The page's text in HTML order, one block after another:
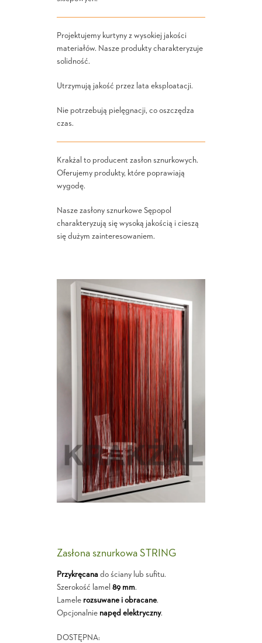
Projektujemy kurtyny z wysokiej jakości
materiałów. Nasze produkty charakteryzuje
solidność.
Utrzymują jakość przez lata eksploatacji.
Nie potrzebują pielęgnacji, co oszczędza
czas.
Krakżal to producent zasłon sznurkowych.
Oferujemy produkty, które poprawiają
wygodę.
Nasze zasłony sznurkowe Sępopol
charakteryzują się wysoką jakością i cieszą
się dużym zainteresowaniem.
Zasłona sznurkowa STRING
Przykręcanado ściany lub sufitu.
Szerokość lamel 89 mm.
Lamele rozsuwane i obracane.
Opcjonalnie napęd elektryczny.
DOSTĘPNA: